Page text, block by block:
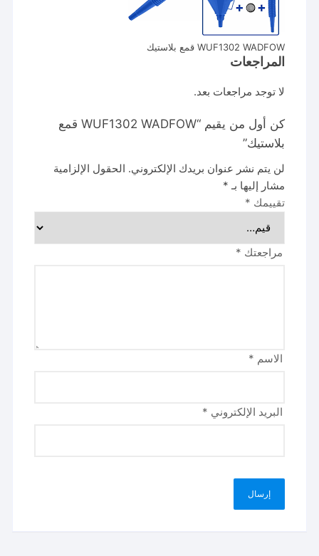
WUF1302 WADFOW قمع بلاستيك
المراجعات
لا توجد مراجعات بعد.
كن أول من يقيم “WUF1302 WADFOW قمع
بلاستيك”
لن يتم نشر عنوان بريدك الإلكتروني. الحقول الإلزامية
مشار إليها بـ *
تقييمك *
مراجعتك *
الاسم *
البريد الإلكتروني *